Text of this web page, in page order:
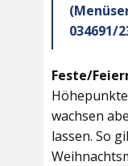
034691/
Feste/
wachsen
lassen. So